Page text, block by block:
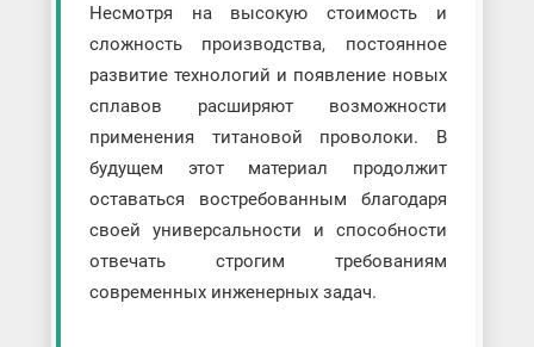
Несмотря на высокую стоимость и
сложность производства, постоянное
развитие технологий и появление новых
сплавов расширяют возможности
применения титановой проволоки. В
будущем этот материал продолжит
оставаться востребованным благодаря
своей универсальности и способности
отвечать строгим требованиям
современных инженерных задач.